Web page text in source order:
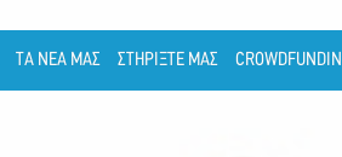
ΤΑ ΝΕΑ ΜΑΣ ΣΤΗΡΙΞΤΕ ΜΑΣ